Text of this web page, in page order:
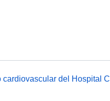
del Hospital